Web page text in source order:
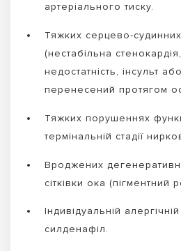
артеріального тиску.
Тяжких серцево-
(нестабільна
недостатність, інсульт
перенесений протягом
Тяжких порушеннях
термінальній стадії
Вроджених
сітківки ока (пігментний
Індивідуальній
силденафіл.